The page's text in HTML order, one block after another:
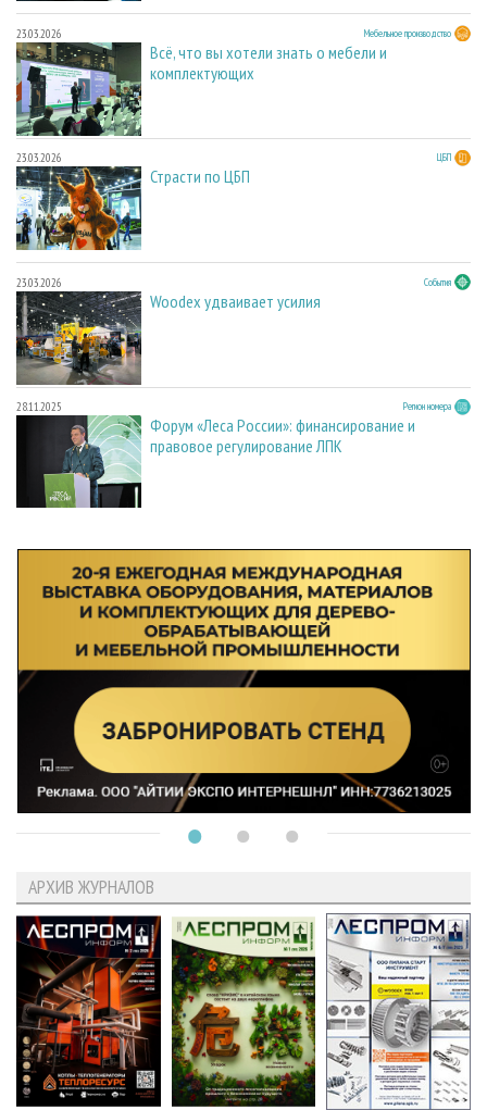
23.03.2026 Мебельное производство
Всё, что вы хотели знать о мебели и
комплектующих
23.03.2026 ЦБП
Страсти по ЦБП
23.03.2026 События
Woodex удваивает усилия
28.11.2025 Регион номера
Форум «Леса России»: финансирование и
правовое регулирование ЛПК
АРХИВ ЖУРНАЛОВ